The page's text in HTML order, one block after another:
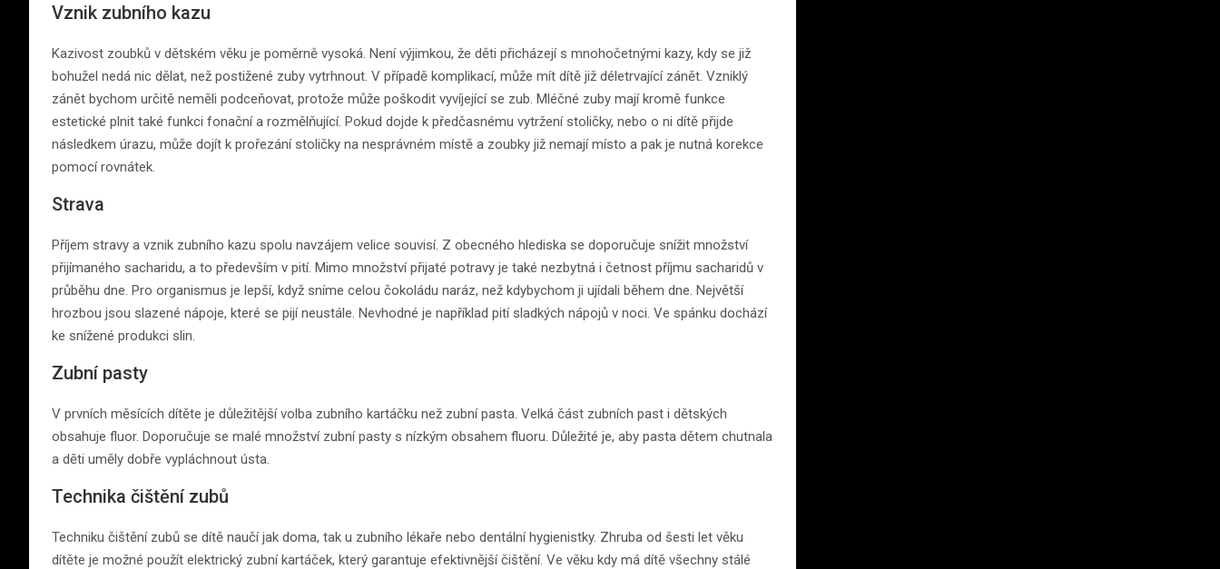
Vznik zubního kazu
Kazivost zoubků v dětském věku je poměrně vysoká. Není výjimkou, že děti přicházejí s mnohočetnými kazy, kdy se již
bohužel nedá nic dělat, než postižené zuby vytrhnout. V případě komplikací, může mít dítě již déletrvající zánět. Vzniklý
zánět bychom určitě neměli podceňovat, protože může poškodit vyvíjející se zub. Mléčné zuby mají kromě funkce
estetické plnit také funkci fonační a rozmělňující. Pokud dojde k předčasnému vytržení stoličky, nebo o ni dítě přijde
následkem úrazu, může dojít k prořezání stoličky na nesprávném místě a zoubky již nemají místo a pak je nutná korekce
pomocí rovnátek.
Strava
Příjem stravy a vznik zubního kazu spolu navzájem velice souvisí. Z obecného hlediska se doporučuje snížit množství
přijímaného sacharidu, a to především v pití. Mimo množství přijaté potravy je také nezbytná i četnost příjmu sacharidů v
průběhu dne. Pro organismus je lepší, když sníme celou čokoládu naráz, než kdybychom ji ujídali během dne. Největší
hrozbou jsou slazené nápoje, které se pijí neustále. Nevhodné je například pití sladkých nápojů v noci. Ve spánku dochází
ke snížené produkci slin.
Zubní pasty
V prvních měsících dítěte je důležitější volba zubního kartáčku než zubní pasta. Velká část zubních past i dětských
obsahuje fluor. Doporučuje se malé množství zubní pasty s nízkým obsahem fluoru. Důležité je, aby pasta dětem chutnala
a děti uměly dobře vypláchnout ústa.
Technika čištění zubů
Techniku čištění zubů se dítě naučí jak doma, tak u zubního lékaře nebo dentální hygienistky. Zhruba od šesti let věku
dítěte je možné použít elektrický zubní kartáček, který garantuje efektivnější čištění. Ve věku kdy má dítě všechny stálé